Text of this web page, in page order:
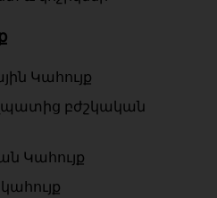
Կահույք
բժշկական
Կահույք